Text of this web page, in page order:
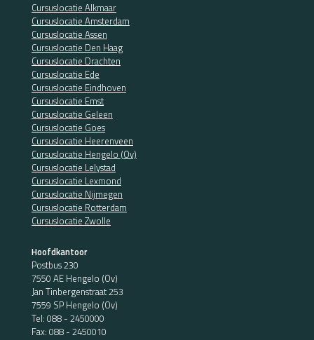
Cursuslocatie Alkmaar
Cursuslocatie Amsterdam
Cursuslocatie Assen
Cursuslocatie Den Haag
Cursuslocatie Drachten
Cursuslocatie Ede
Cursuslocatie Eindhoven
Cursuslocatie Emst
Cursuslocatie Geleen
Cursuslocatie Goes
Cursuslocatie Heerenveen
Cursuslocatie Hengelo (Ov)
Cursuslocatie Lelystad
Cursuslocatie Lexmond
Cursuslocatie Nijmegen
Cursuslocatie Rotterdam
Cursuslocatie Zwolle
Hoofdkantoor
Postbus 230
7550 AE Hengelo (Ov)
Jan Tinbergenstraat 253
7559 SP Hengelo (Ov)
Tel: 088 - 2450000
Fax: 088 - 2450010